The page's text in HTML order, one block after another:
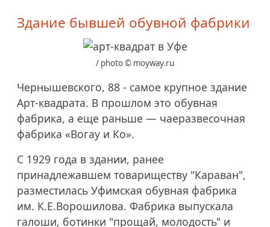
Здание бывшей обувной фабрики
/ photo © moyway.ru
Чернышевского, 88 - самое крупное здание
Арт-квадрата. В прошлом это обувная
фабрика, а еще раньше — чаеразвесочная
фабрика «Вогау и Ко».
С 1929 года в здании, ранее
принадлежавшем товариществу "Караван",
разместилась Уфимская обувная фабрика
им. К.Е.Ворошилова. Фабрика выпускала
галоши, ботинки "прощай, молодость" и